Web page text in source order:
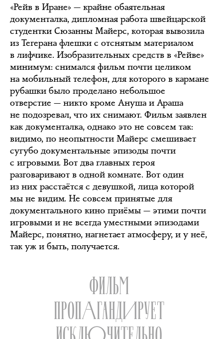
«Рейв в Иране» — крайне обаятельная
документалка, дипломная работа швейцарской
студентки Сюзанны Майерс, которая вывозила
из Тегерана флешки с отснятым материалом
в лифчике. Изобразительных средств в «Рейве»
минимум: снимался фильм почти целиком
на мобильный телефон, для которого в кармане
рубашки было проделано небольшое
отверстие — никто кроме Ануша и Араша
не подозревал, что их снимают. Фильм заявлен
как документалка, однако это не совсем так:
видимо, по неопытности Майерс смешивает
сугубо документальные эпизоды почти
с игровыми. Вот два главных героя
разговаривают в одной комнате. Вот один
из них расстаётся с девушкой, лица которой
мы не видим. Не совсем принятые для
документального кино приёмы — этими почти
игровыми и не всегда уместными эпизодами
Майерс, понятно, нагнетает атмосферу, и у неё,
так уж и быть, получается.
ФИЛЬМ
ПРОПАГАНДИРУЕТ